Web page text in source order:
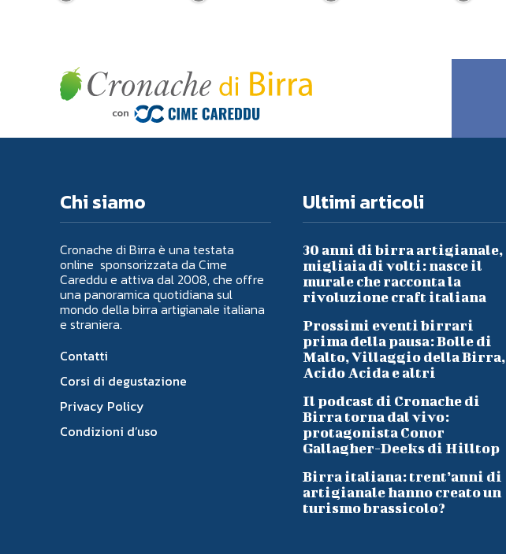
Chi siamo
Cronache di Birra è una testata
online sponsorizzata da Cime
Careddu e attiva dal 2008, che offre
una panoramica quotidiana sul
mondo della birra artigianale italiana
e straniera.
Contatti
Corsi di degustazione
Privacy Policy
Condizioni d’uso
Ultimi articoli
30 anni di birra artigianale,
migliaia di volti: nasce il
murale che racconta la
rivoluzione craft italiana
Prossimi eventi birrari
prima della pausa: Bolle di
Malto, Villaggio della Birra,
Acido Acida e altri
Il podcast di Cronache di
Birra torna dal vivo:
protagonista Conor
Gallagher-Deeks di Hilltop
Birra italiana: trent’anni di
artigianale hanno creato un
turismo brassicolo?